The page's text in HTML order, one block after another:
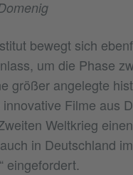
bewegt sich
um die Phase
größer angelegte
Filme aus
Weltkrieg
in Deutschland
eingefordert.